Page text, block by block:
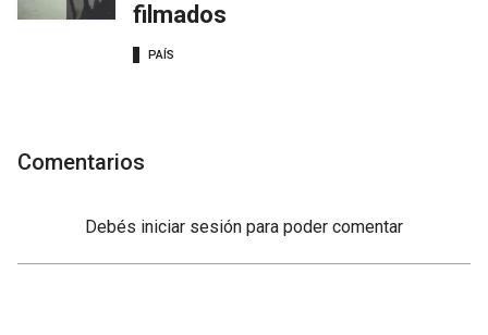
filmados
PAÍS
Comentarios
Debés iniciar sesión para poder comentar